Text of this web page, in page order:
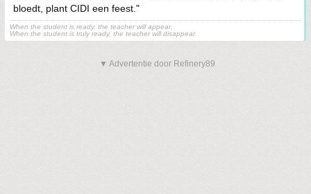
bloedt, plant CIDI een feest."
When the student is ready, the teacher will appear.
When the student is truly ready, the teacher will disappear.
▼ Advertentie door Refinery89